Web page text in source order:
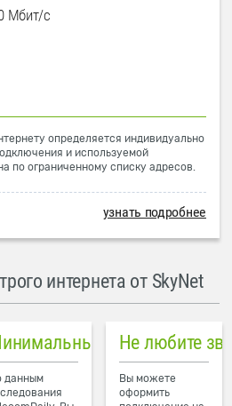
Мбит/с
определяется индивидуально
и используемой
по ограниченному списку адресов.
узнать подробнее
интернета от SkyNet
пинг в городе
данным
Не любите
Вы можете
оформить